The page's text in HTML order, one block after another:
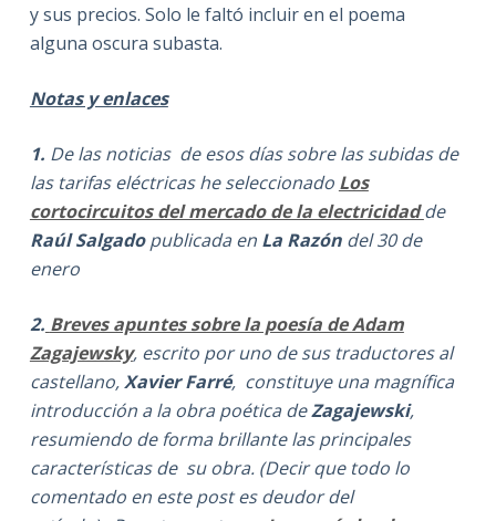
y sus precios. Solo le faltó incluir en el poema
alguna oscura subasta.
Notas y enlaces
1. De las noticias de esos días sobre las subidas de
las tarifas eléctricas he seleccionado Los
cortocircuitos del mercado de la electricidadde
Raúl Salgadopublicada enLa Razón del 30 de
enero
2. Breves apuntes sobre la poesía de Adam
Zagajewsky, escrito por uno de sus traductores al
castellano,Xavier Farré, constituye una magnífica
introducción a la obra poética deZagajewski,
resumiendo de forma brillante las principales
características de su obra. (Decir que todo lo
comentado en este post es deudor del